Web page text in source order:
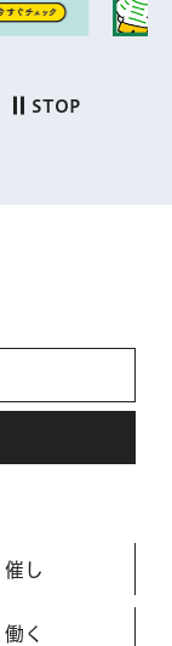
次のスライドを表
STOP
催し
働く